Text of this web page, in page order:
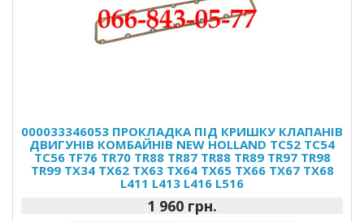
000033346053 ПРОКЛАДКА ПІД КРИШКУ КЛАПАНІВ
ДВИГУНІВ КОМБАЙНІВ NEW HOLLAND TC52 TC54
TC56 TF76 TR70 TR88 TR87 TR88 TR89 TR97 TR98
TR99 TX34 TX62 TX63 TX64 TX65 TX66 TX67 TX68
L411 L413 L416 L516
1 960 грн.